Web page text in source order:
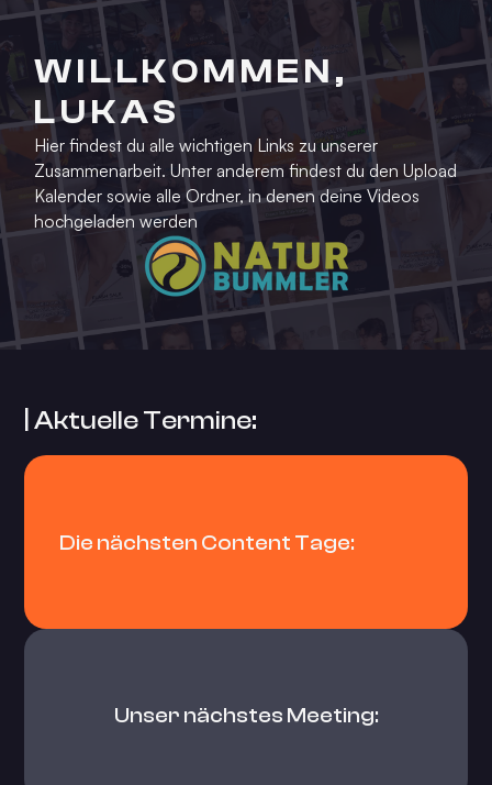
WILLKOMMEN,
LUKAS
Hier findest du alle wichtigen Links zu unserer
Zusammenarbeit. Unter anderem findest du den Upload
Kalender sowie alle Ordner, in denen deine Videos
hochgeladen werden
| Aktuelle Termine:
Die nächsten Content Tage:
Unser nächstes Meeting: